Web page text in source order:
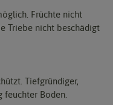
Früchte nicht
Triebe nicht beschädigt
Tiefgründiger,
feuchter Boden.